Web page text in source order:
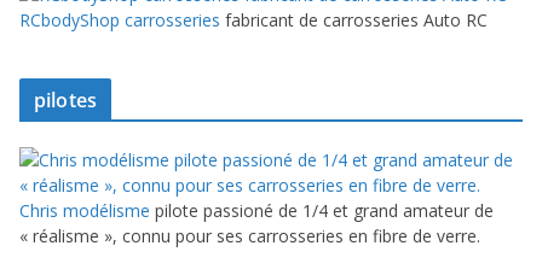
RCbodyShop carrosseries fabricant de carrosseries Auto RC
pilotes
Chris modélisme pilote passioné de 1/4 et grand amateur de
« réalisme », connu pour ses carrosseries en fibre de verre.